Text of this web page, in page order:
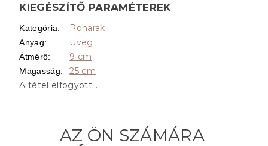
KIEGÉSZÍTŐ PARAMÉTEREK
Kategória: Poharak
Anyag: Üveg
Átmérő: 9 cm
Magasság:
25 cm
A tétel elfogyott…